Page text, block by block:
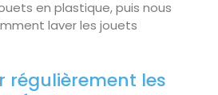
en plastique, puis nous
laver les jouets
régulièrement les